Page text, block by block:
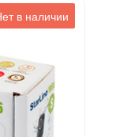
в наличии